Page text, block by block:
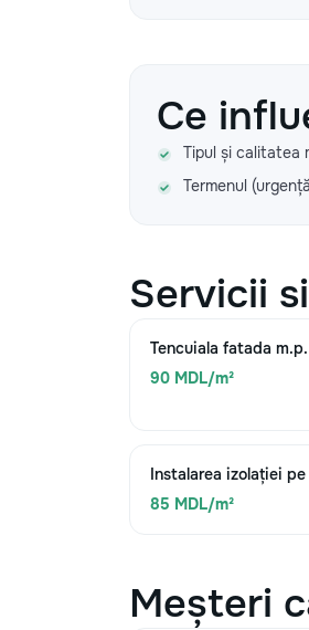
Ce
Tipul și calitatea
Termenul
Servicii
Tencuiala fatada m.p.
90 MDL/m²
Instalarea izolației
85 MDL/m²
Meșteri